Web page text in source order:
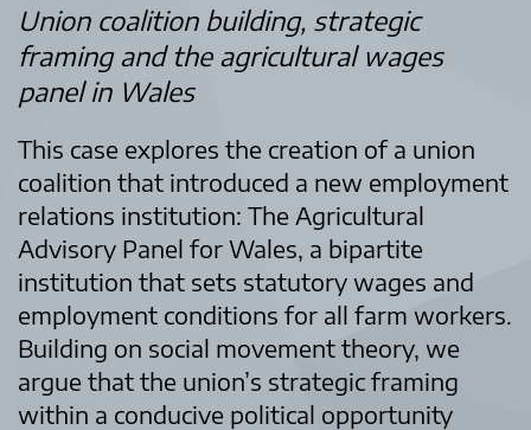
Union coalition building, strategic
framing and the agricultural wages
panel in Wales
This case explores the creation of a union
coalition that introduced a new employment
relations institution: The Agricultural
Advisory Panel for Wales, a bipartite
institution that sets statutory wages and
employment conditions for all farm workers.
Building on social movement theory, we
argue that the union’s strategic framing
within a conducive political opportunity